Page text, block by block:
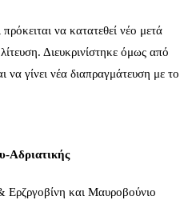
να κατατεθεί νέο μετά
Διευκρινίστηκε όμως από
να γίνει νέα διαπραγμάτευση με το
Αδριατικής
Ερζργοβίνη και Μαυροβούνιο